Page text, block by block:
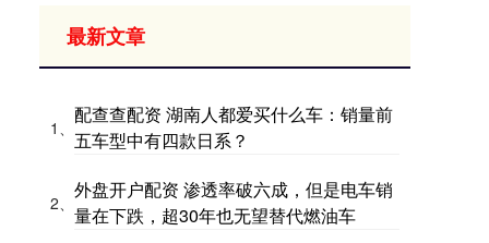
最新文章
1、
配查查配资 湖南人都爱买什么车：销量前
五车型中有四款日系？
2、
外盘开户配资 渗透率破六成，但是电车销
量在下跌，超30年也无望替代燃油车